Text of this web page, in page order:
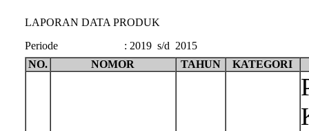
LAPORAN DATA PRODUK
Periode
: 2019 s/d 2015
NO.
NOMOR TAHUN KATEGORI